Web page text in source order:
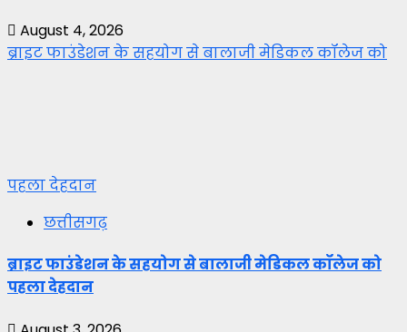
August 4, 2026
ब्राइट फाउंडेशन के सहयोग से बालाजी मेडिकल कॉलेज को
पहला देहदान
छत्तीसगढ़
ब्राइट फाउंडेशन के सहयोग से बालाजी मेडिकल कॉलेज को
पहला देहदान